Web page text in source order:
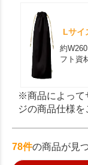
Lサ
約
フト資
※商品によって
ジの商品仕様を
78件の商品が見